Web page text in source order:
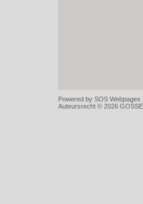
Powered by SOS Webpages |
Auteursrecht © 2026 GOSSE